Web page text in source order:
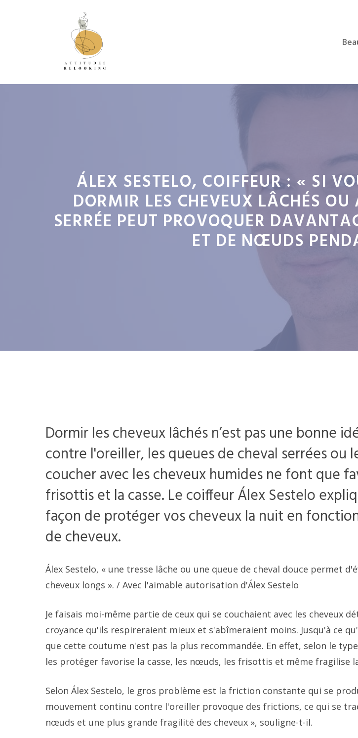
ÁLEX SESTELO, COIFFEUR : « SI
DORMIR LES CHEVEUX LÂCHÉS
SERRÉE PEUT PROVOQUER
ET DE NŒUDS
Dormir les cheveux lâchés n’est pas une bonne
contre l'oreiller, les queues de cheval serrées ou
coucher avec les cheveux humides ne font que
frisottis et la casse. Le coiffeur Álex Sestelo
façon de protéger vos cheveux la nuit en
de cheveux.
Álex Sestelo, « une tresse lâche ou une queue de cheval douce permet
cheveux longs ». / Avec l'aimable autorisation d'Álex Sestelo
Je faisais moi-même partie de ceux qui se couchaient avec les cheveux
croyance qu'ils respireraient mieux et s'abîmeraient moins. Jusqu'à ce
que cette coutume n'est pas la plus recommandée. En effet, selon le
les protéger favorise la casse, les nœuds, les frisottis et même fragilise
Selon Álex Sestelo, le gros problème est la friction constante qui se
mouvement continu contre l'oreiller provoque des frictions, ce qui se
nœuds et une plus grande fragilité des cheveux », souligne-t-il.